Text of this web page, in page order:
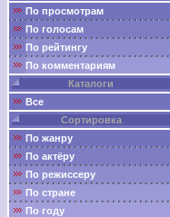
По просмотрам
По голосам
По рейтингу
По комментариям
Каталоги
Все
Сортировка
По жанру
По актёру
По режиссеру
По стране
По году